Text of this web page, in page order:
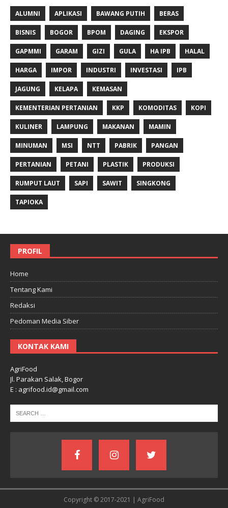
ALUMNI APLIKASI BAWANG PUTIH BERAS
BISNIS BOGOR BPOM DAGING EKSPOR
GAPMMI GARAM GIZI GULA HA IPB HALAL
HARGA IMPOR INDUSTRI INVESTASI IPB
JAGUNG KELAPA KEMASAN
KEMENTERIAN PERTANIAN KKP KOMODITAS KOPI
KULINER LAMPUNG MAKANAN MAMIN
MINUMAN MSI NTT PABRIK PANGAN
PERTANIAN PETANI PLASTIK PRODUKSI
RUMPUT LAUT SAPI SAWIT SINGKONG
TAPIOKA
PROFIL
Home
Tentang Kami
Redaksi
Pedoman Media Siber
KONTAK KAMI
AgriFood
Jl. Parakan Salak, Bogor
E : agrifood.id@gmail.com
Copyright © 2017-2021 | AgriFood